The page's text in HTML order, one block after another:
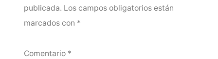
publicada. Los campos obligatorios están
marcados con *
Comentario *